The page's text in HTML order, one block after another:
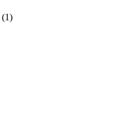
(1)